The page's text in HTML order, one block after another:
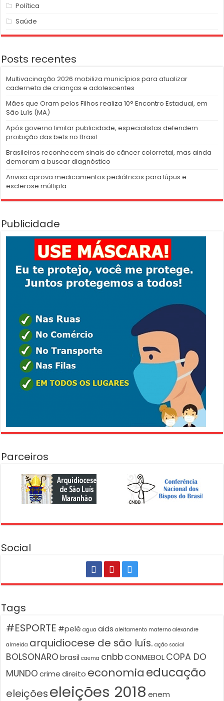
Política
Saúde
Posts recentes
Multivacinação 2026 mobiliza municípios para atualizar
caderneta de crianças e adolescentes
Mães que Oram pelos Filhos realiza 10° Encontro Estadual, em
São Luís (MA)
Após governo limitar publicidade, especialistas defendem
proibição das bets no Brasil
Brasileiros reconhecem sinais do câncer colorretal, mas ainda
demoram a buscar diagnóstico
Anvisa aprova medicamentos pediátricos para lúpus e
esclerose múltipla
Publicidade
Parceiros
Social
Tags
#ESPORTE #pelé agua aids aleitamento materno alexandre
almeida arquidiocese de são luís. ação social
BOLSONARO brasil caema cnbbCONMEBOLCOPA DO
MUNDO crime direito economiaeducação
eleiçõeseleições 2018 enem